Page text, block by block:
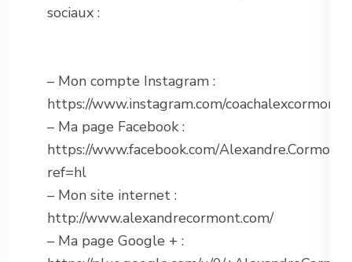
sociaux :
– Mon compte Instagram :
https://www.instagram.com/coachalexcormont/
– Ma page Facebook :
https://www.facebook.com/
ref=hl
– Mon site internet :
http://www.alexandrecormont.com/
– Ma page Google + :